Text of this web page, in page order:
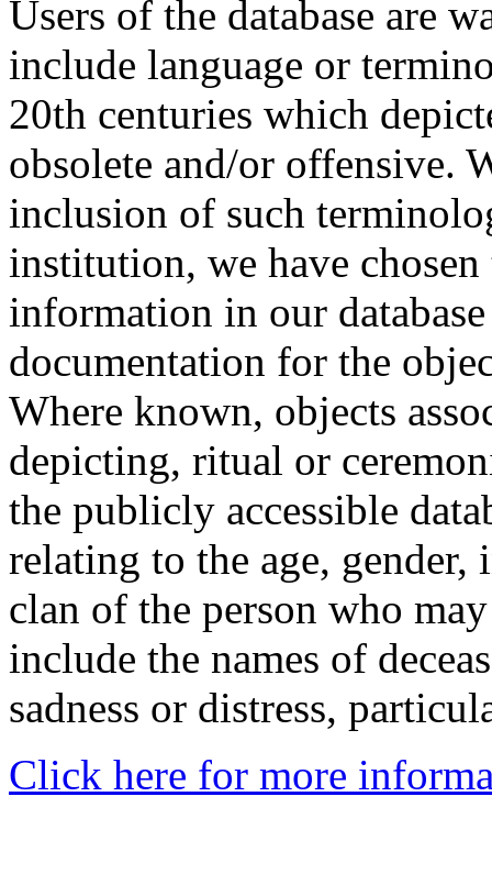
Users of the database are
include language or
20th centuries which
obsolete and/or offensive.
inclusion of such
institution, we have
information in our
documentation for the
Where known, objects
depicting, ritual or
the publicly accessible
relating to the age,
clan of the person who
include the names of
sadness or distress,
Click here for more